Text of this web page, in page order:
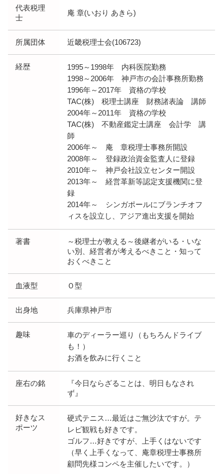
代表税理
士
庵 章(いおり あきら)
所属団体 近畿税理士会(106723)
経歴
1995～1998年 内科医院勤務
1998～2006年 神戸市の会計事務所勤務
1996年～2017年 資格の学校
TAC(株) 税理士講座 財務諸表論 講師
2004年～2011年 資格の学校
TAC(株) 不動産鑑定士講座 会計学 講
師
2006年～ 庵 章税理士事務所開設
2008年～ 登録政治資金監査人に登録
2010年～ 神戸会社設立センター開設
2013年～ 経営革新等認定支援機関に登
録
2014年～ シンガポールにブランチオフ
ィスを設立し、アジア進出支援を開始
著書
～税理士が教える～後継者がいる・いな
い別、経営者が考えるべきこと・知って
おくべきこと
血液型 Ｏ型
出身地 兵庫県神戸市
趣味
車のディーラー巡り（もちろんドライブ
も！）
お酒を飲みに行くこと
座右の銘
『今日ならざることは、明日もなされ
ず』
好きなス
ポーツ
硬式テニス…最近はご無沙汰ですが。テ
レビ観戦も好きです。
ゴルフ…好きですが、上手くはないです
（早く上手くなって、庵章税理士事務所
顧問先様コンペを主催したいです。）